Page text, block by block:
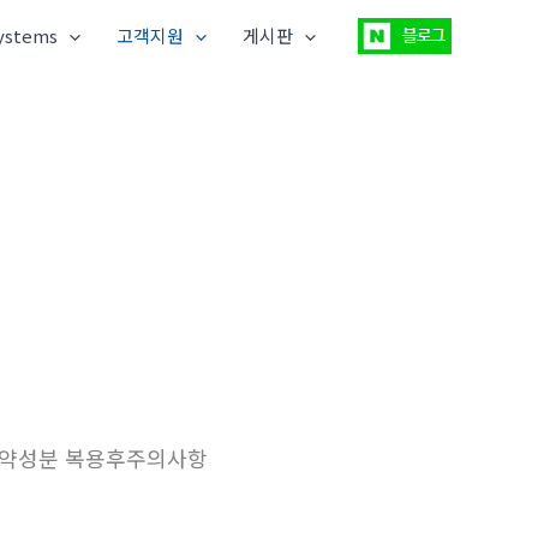
고객지원 게시판
성분 복용후주의사항